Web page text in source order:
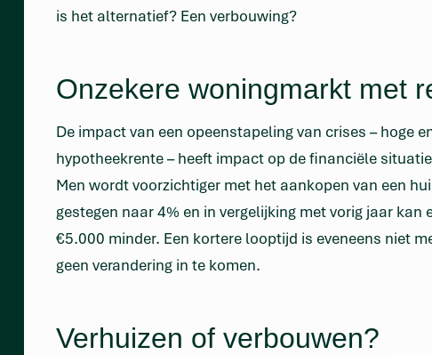
is het alternatief? Een verbouwing?
Onzekere woningmarkt met
De impact van een opeenstapeling van crises – hoge
hypotheekrente – heeft impact op de financiële
Men wordt voorzichtiger met het aankopen van een
gestegen naar 4% en in vergelijking met vorig jaar kan
€5.000 minder. Een kortere looptijd is eveneens niet
geen verandering in te komen.
Verhuizen of verbouwen?